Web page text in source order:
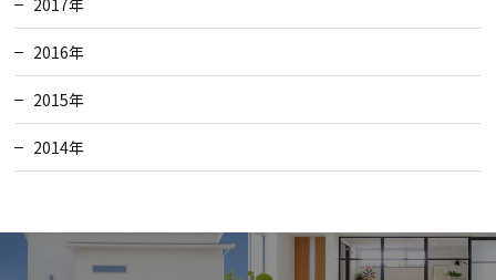
2016年
2015年
2014年